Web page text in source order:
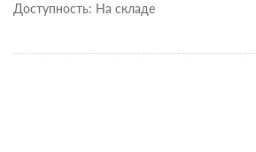
Доступность: На складе